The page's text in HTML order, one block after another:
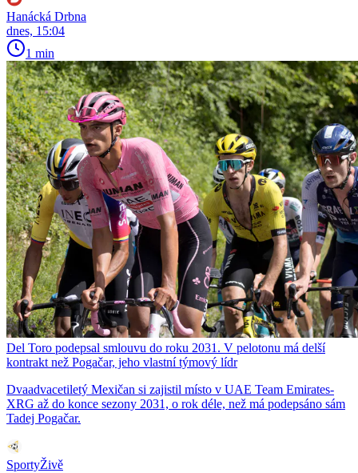
Hanácká Drbna
dnes, 15:04
1 min
Del Toro podepsal smlouvu do roku 2031. V pelotonu má delší
kontrakt než Pogačar, jeho vlastní týmový lídr
Dvaadvacetiletý Mexičan si zajistil místo v UAE Team Emirates-
XRG až do konce sezony 2031, o rok déle, než má podepsáno sám
Tadej Pogačar.
SportyŽivě